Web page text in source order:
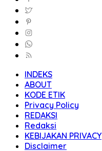
INDEKS
ABOUT
KODE ETIK
Privacy Policy
REDAKSI
Redaksi
KEBIJAKAN PRIVACY
Disclaimer